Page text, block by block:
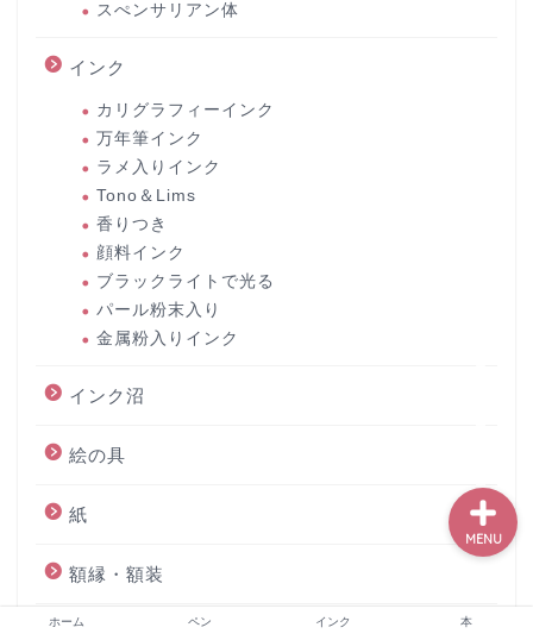
スぺンサリアン体
インク
カリグラフィーインク
万年筆インク
ラメ入りインク
Tono＆Lims
香りつき
顔料インク
ブラックライトで光る
パール粉末入り
金属粉入りインク
インク沼
絵の具
紙
額縁・額装
撮影
ホーム ペン インク 本
MENU